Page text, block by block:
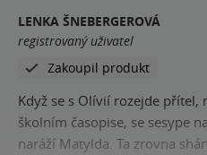
LENKA ŠNEBERGEROVÁ
registrovaný uživatel
Zakoupil produkt
Když se s Olívií rozejde přítel,
školním časopise, se sesype
naráží Matylda. Ta zrovna